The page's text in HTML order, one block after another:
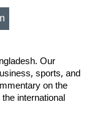
Our
sports, and
on the
international